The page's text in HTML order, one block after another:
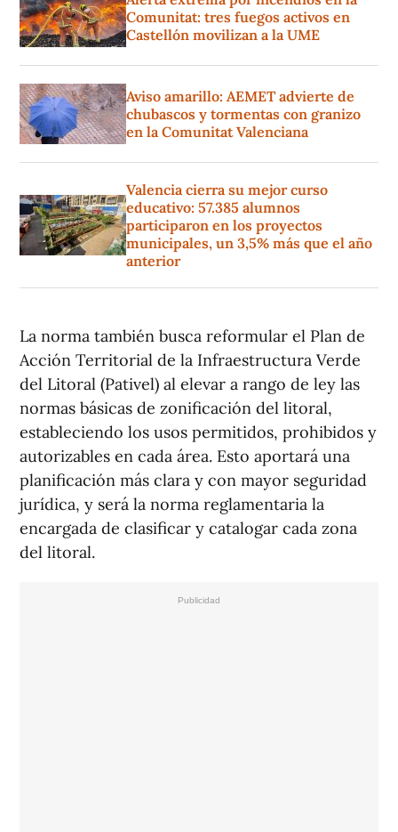
Comunitat: tres fuegos activos en
Castellón movilizan a la UME
Aviso amarillo: AEMET advierte de
chubascos y tormentas con granizo
en la Comunitat Valenciana
Valencia cierra su mejor curso
educativo: 57.385 alumnos
participaron en los proyectos
municipales, un 3,5% más que el año
anterior
La norma también busca reformular el Plan de
Acción Territorial de la Infraestructura Verde
del Litoral (Pativel) al elevar a rango de ley las
normas básicas de zonificación del litoral,
estableciendo los usos permitidos, prohibidos y
autorizables en cada área. Esto aportará una
planificación más clara y con mayor seguridad
jurídica, y será la norma reglamentaria la
encargada de clasificar y catalogar cada zona
del litoral.